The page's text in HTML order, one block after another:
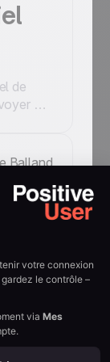
de
et
Balland
cost ?
une